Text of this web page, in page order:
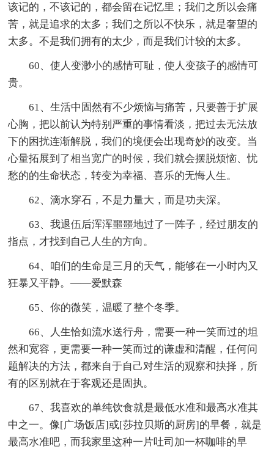
该记的，不该记的，都会留在记忆里；我们之所以会痛
苦，就是追求的太多；我们之所以不快乐，就是奢望的
太多。不是我们拥有的太少，而是我们计较的太多。
60、使人变渺小的感情可耻，使人变孩子的感情可
贵。
61、生活中固然有不少烦恼与痛苦，只要善于扩展
心胸，把以前认为特别严重的事情看淡，把过去无法放
下的困扰连渐解脱，我们的境便会出现奇妙的改变。当
心量拓展到了相当宽广的时候，我们就会摆脱烦恼、忧
愁的的生命状态，转变为幸福、喜乐的无悔人生。
62、滴水穿石，不是力量大，而是功夫深。
63、我退伍后浑浑噩噩地过了一阵子，经过朋友的
指点，才找到自己人生的方向。
64、咱们的生命是三月的天气，能够在一小时内又
狂暴又平静。――爱默森
65、你的微笑，温暖了整个冬季。
66、人生恰如流水送行舟，需要一种一笑而过的坦
然和宽容，更需要一种一笑而过的谦虚和清醒，任何问
题解决的方法，都来自于自己对生活的观察和抉择，所
有的区别就在于客观还是固执。
67、我喜欢的单纯饮食就是最低水准和最高水准其
中之一。像[广场饭店]或[莎拉贝斯的厨房]的早餐，就是
最高水准吧，而我家里这种一片吐司加一杯咖啡的早